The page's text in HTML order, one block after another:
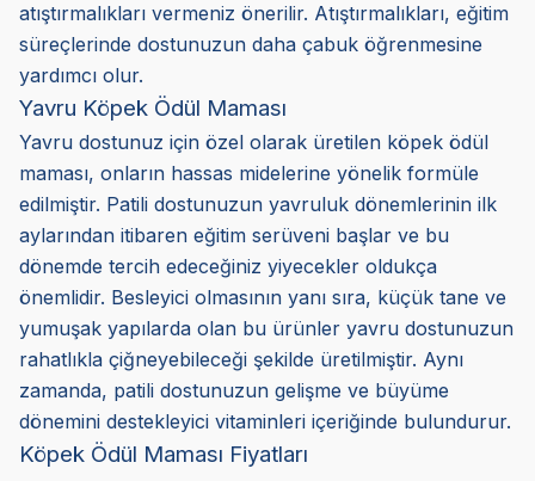
atıştırmalıkları vermeniz önerilir. Atıştırmalıkları, eğitim
süreçlerinde dostunuzun daha çabuk öğrenmesine
yardımcı olur.
Yavru Köpek Ödül Maması
Yavru dostunuz için özel olarak üretilen köpek ödül
maması, onların hassas midelerine yönelik formüle
edilmiştir. Patili dostunuzun yavruluk dönemlerinin ilk
aylarından itibaren eğitim serüveni başlar ve bu
dönemde tercih edeceğiniz yiyecekler oldukça
önemlidir. Besleyici olmasının yanı sıra, küçük tane ve
yumuşak yapılarda olan bu ürünler yavru dostunuzun
rahatlıkla çiğneyebileceği şekilde üretilmiştir. Aynı
zamanda, patili dostunuzun gelişme ve büyüme
dönemini destekleyici vitaminleri içeriğinde bulundurur.
Köpek Ödül Maması Fiyatları